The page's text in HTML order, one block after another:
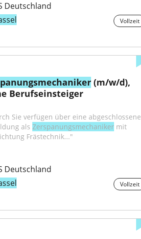
Deutschland
Vollzeit
(m/w/d),
Berufseinsteiger
Sie verfügen über eine abgeschlossene
als Zerspanungsmechaniker mit
Frästechnik..."
Deutschland
Vollzeit